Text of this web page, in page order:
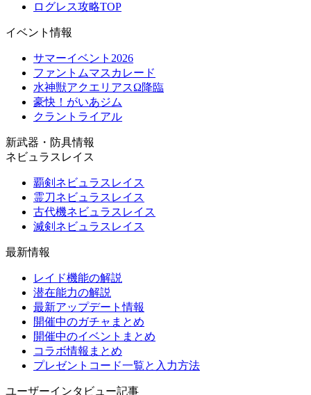
ログレス攻略TOP
イベント情報
サマーイベント2026
ファントムマスカレード
水神獣アクエリアスΩ降臨
豪快！がいあジム
クラントライアル
新武器・防具情報
ネビュラスレイス
覇剣ネビュラスレイス
霊刀ネビュラスレイス
古代機ネビュラスレイス
滅剣ネビュラスレイス
最新情報
レイド機能の解説
潜在能力の解説
最新アップデート情報
開催中のガチャまとめ
開催中のイベントまとめ
コラボ情報まとめ
プレゼントコード一覧と入力方法
ユーザーインタビュー記事